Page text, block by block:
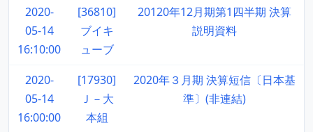
2020-
05-14
16:10:00
[36810]
ブイキ
ューブ
20120年12月期第1四半期 決算
説明資料
2020-
05-14
16:00:00
[17930]
Ｊ－大
本組
2020年３月期 決算短信〔日本基
準〕(非連結)